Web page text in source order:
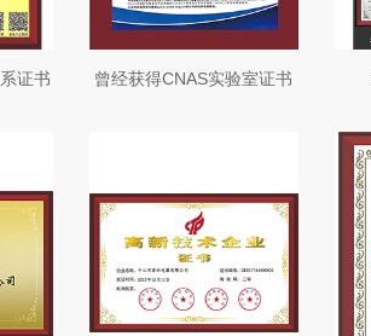
证书 曾经获得CNAS实验室证书